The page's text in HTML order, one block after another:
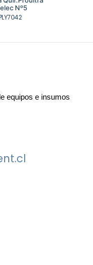
original
era:
$162.015.
actual
Nº5
equipos e insumos